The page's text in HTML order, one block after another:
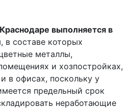
выполняется в
в составе которых
металлы,
и хозпостройках,
в офисах, поскольку у
предельный срок
неработающие